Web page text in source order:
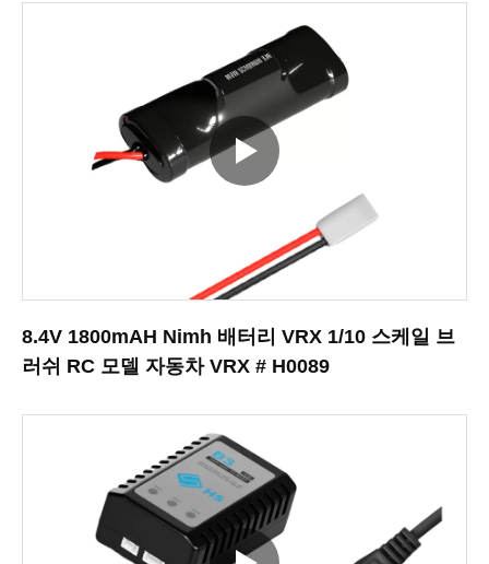
8.4V 1800mAH Nimh 배터리 VRX 1/10 스케일 브
러쉬 RC 모델 자동차 VRX # H0089